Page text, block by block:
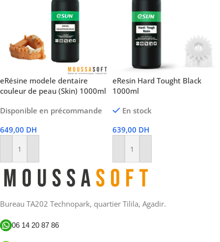
eRésine modele dentaire
couleur de peau (Skin) 1000ml
Disponible en précommande
649,00 DH
Ajouter Au Panier
eResin Hard Tought Black
1000ml
En stock
639,00 DH
Ajouter Au Panier
Bureau TA202 Technopark, quartier Tilila, Agadir.
06 14 20 87 86